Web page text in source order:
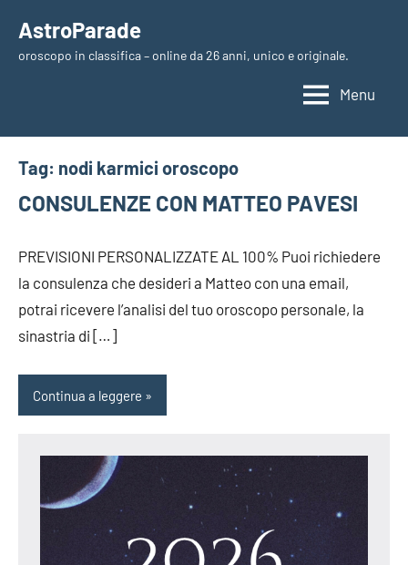
contenuto
AstroParade
oroscopo in classifica – online da 26 anni, unico e originale.
Menu
Tag: nodi karmici oroscopo
CONSULENZE CON MATTEO PAVESI
PREVISIONI PERSONALIZZATE AL 100% Puoi richiedere
la consulenza che desideri a Matteo con una email,
potrai ricevere l’analisi del tuo oroscopo personale, la
sinastria di […]
Continua a leggere